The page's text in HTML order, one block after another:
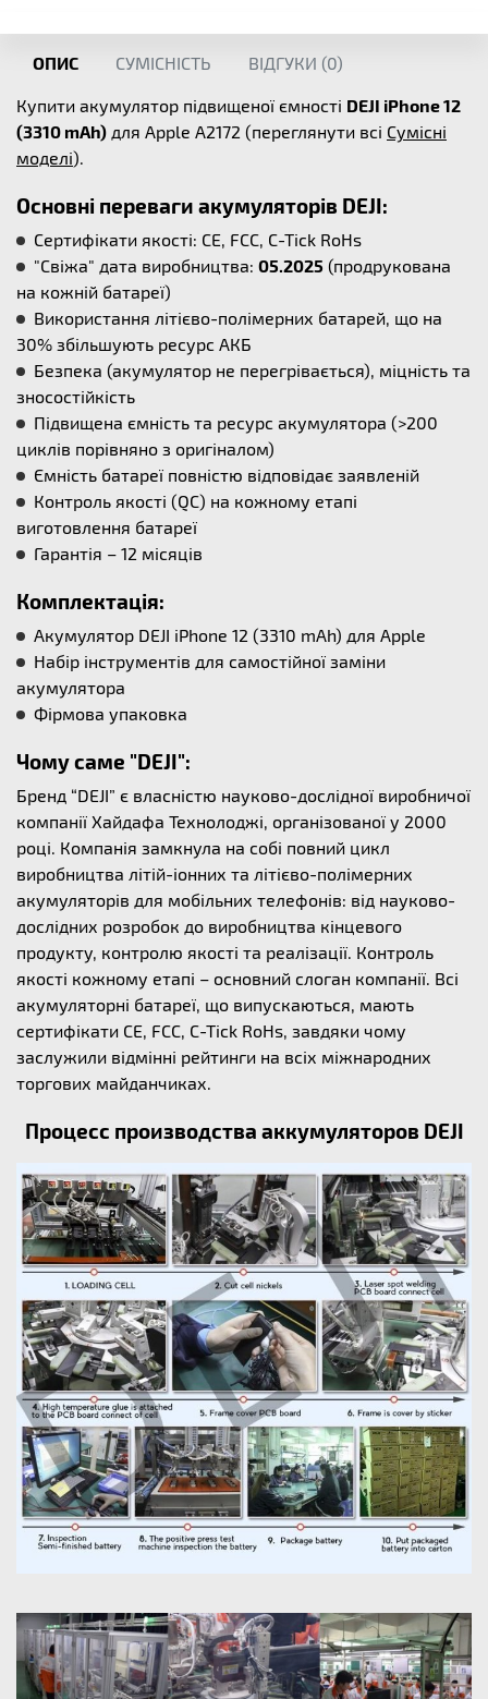
ОПИС СУМІСНІСТЬ ВІДГУКИ (0)
Купити акумулятор підвищеної ємності DEJI iPhone 12
(3310 mAh) для Apple A2172 (переглянути всі Сумісні
моделі).
Основні переваги акумуляторів DEJI:
Сертифікати якості: CE, FCC, C-Tick RoHs
"Свіжа" дата виробництва: 05.2025 (продрукована
на кожній батареї)
Використання літієво-полімерних батарей, що на
30% збільшують ресурс АКБ
Безпека (акумулятор не перегрівається), міцність та
зносостійкість
Підвищена ємність та ресурс акумулятора (>200
циклів порівняно з оригіналом)
Ємність батареї повністю відповідає заявленій
Контроль якості (QC) на кожному етапі
виготовлення батареї
Гарантія – 12 місяців
Комплектація:
Акумулятор DEJI iPhone 12 (3310 mAh) для Apple
Набір інструментів для самостійної заміни
акумулятора
Фірмова упаковка
Чому саме "DEJI":
Бренд “DEJI” є власністю науково-дослідної виробничої
компанії Хайдафа Технолоджі, організованої у 2000
році. Компанія замкнула на собі повний цикл
виробництва літій-іонних та літієво-полімерних
акумуляторів для мобільних телефонів: від науково-
дослідних розробок до виробництва кінцевого
продукту, контролю якості та реалізації. Контроль
якості кожному етапі – основний слоган компанії. Всі
акумуляторні батареї, що випускаються, мають
сертифікати CE, FCC, C-Tick RoHs, завдяки чому
заслужили відмінні рейтинги на всіх міжнародних
торгових майданчиках.
Процесс производства аккумуляторов DEJI